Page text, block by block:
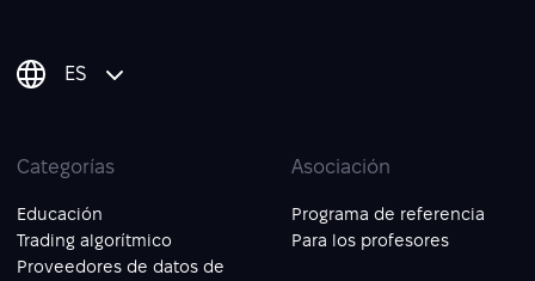
ES
Categorías
Educación
Trading algorítmico
Proveedores de datos de
Asociación
Programa de referencia
Para los profesores